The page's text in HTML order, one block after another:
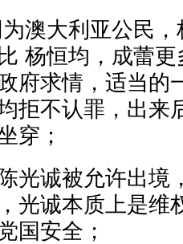
大利亚公民，
杨恒均，成蕾
府求情，适当的
拒不认罪，出来
穿；
诚被允许出境
光诚本质上是维
国安全；